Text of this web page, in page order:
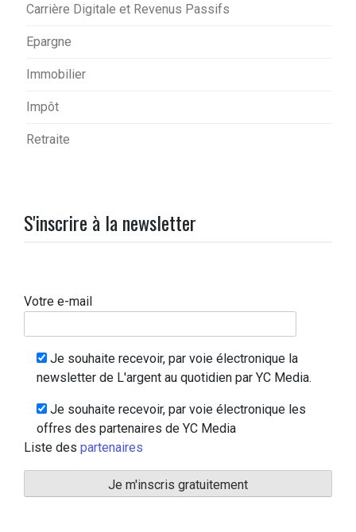
Carrière Digitale et Revenus Passifs
Epargne
Immobilier
Impôt
Retraite
S'inscrire à la newsletter
Votre e-mail
Je souhaite recevoir, par voie électronique la
newsletter de L'argent au quotidien par YC Media.
Je souhaite recevoir, par voie électronique les
offres des partenaires de YC Media
Liste des partenaires